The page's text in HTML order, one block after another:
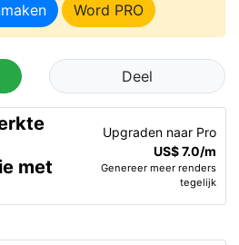
Word PRO
Deel
met
Upgraden naar Pro
US$ 7.0/m
Genereer meer renders
tegelijk